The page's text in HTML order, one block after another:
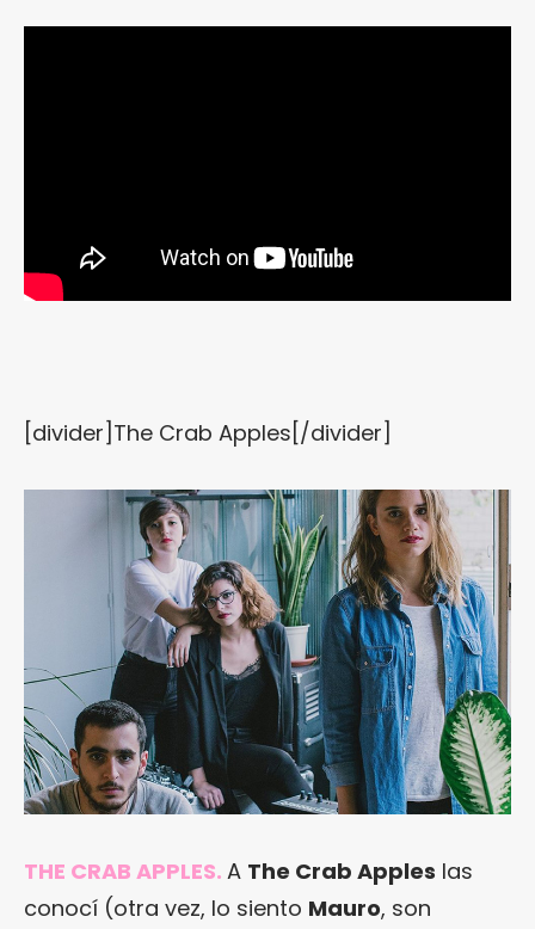
[divider]The Crab Apples[/divider]
THE CRAB APPLES. A The Crab Apples las
conocí (otra vez, lo siento Mauro, son